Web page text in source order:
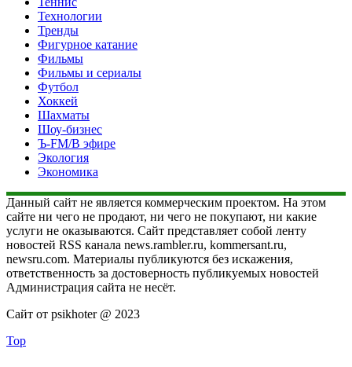
Технологии
Тренды
Фигурное катание
Фильмы
Фильмы и сериалы
Футбол
Хоккей
Шахматы
Шоу-бизнес
Ъ-FM/В эфире
Экология
Экономика
Данный сайт не является коммерческим проектом. На этом
сайте ни чего не продают, ни чего не покупают, ни какие
услуги не оказываются. Сайт представляет собой ленту
новостей RSS канала news.rambler.ru, kommersant.ru,
newsru.com. Материалы публикуются без искажения,
ответственность за достоверность публикуемых новостей
Администрация сайта не несёт.
Сайт от psikhoter @ 2023
Top